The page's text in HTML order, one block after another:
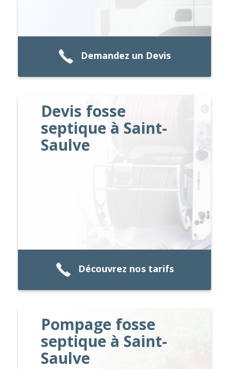
Demandez un Devis
Devis fosse
septique à Saint-
Saulve
Découvrez nos tarifs
Pompage fosse
septique à Saint-
Saulve